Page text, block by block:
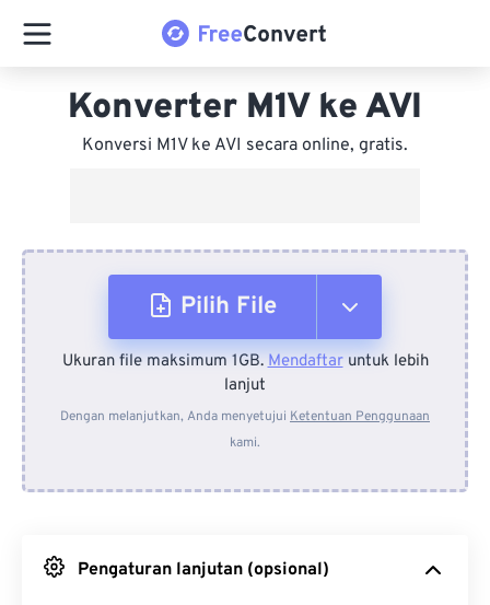
Konverter M1V ke AVI
Konversi M1V ke AVI secara online, gratis.
Pilih File
Dari Perangkat
Dari Dropbox
Ukuran file maksimum 1GB.Mendaftaruntuk lebih
lanjut
Dengan melanjutkan, Anda menyetujui Ketentuan Penggunaan
kami.
Pengaturan lanjutan (opsional)